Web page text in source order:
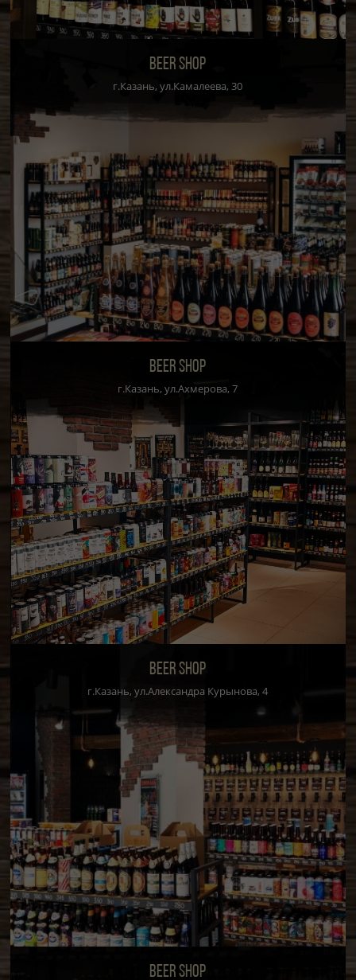
BEER SHOP
г.Казань, ул.Камалеева, 30
BEER SHOP
г.Казань, ул.Ахмерова, 7
BEER SHOP
г.Казань, ул.Александра Курынова, 4
BEER SHOP